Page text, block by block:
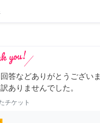
答などありがとうござい
ありませんでした。
チケット